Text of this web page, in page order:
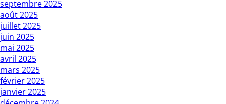
septembre 2025
août 2025
juillet 2025
juin 2025
mai 2025
avril 2025
mars 2025
février 2025
janvier 2025